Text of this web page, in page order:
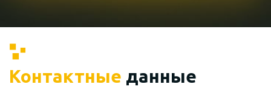
Контактные данные